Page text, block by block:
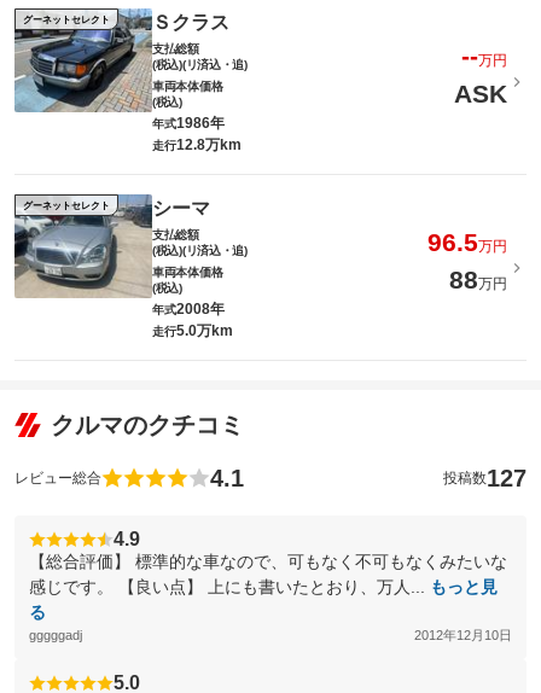
グーネットセレクト Ｓクラス
支払総額
(税込)(リ済込・追)
--万円
車両本体価格
(税込)
ASK
年式1986年
走行12.8万km
グーネットセレクト シーマ
支払総額
(税込)(リ済込・追)
96.5万円
車両本体価格
(税込)
88万円
年式2008年
走行5.0万km
クルマのクチコミ
レビュー総合 4.1 投稿数127
4.9
【総合評価】 標準的な車なので、可もなく不可もなくみたいな
感じです。 【良い点】 上にも書いたとおり、万人...
もっと見
る
gggggadj 2012年12月10日
5.0